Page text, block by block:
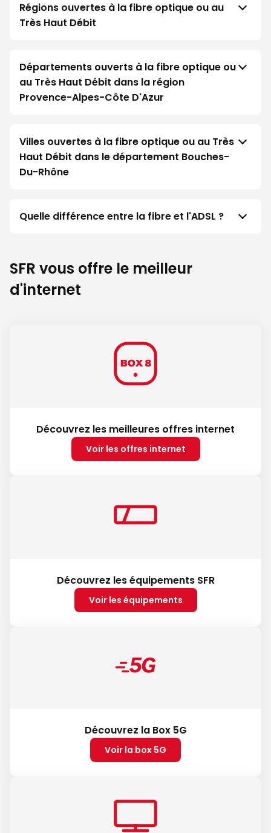
Régions ouvertes à la fibre optique ou au
Très Haut Débit
Départements ouverts à la fibre optique ou
au Très Haut Débit dans la région
Provence-Alpes-Côte D'Azur
Villes ouvertes à la fibre optique ou au Très
Haut Débit dans le département Bouches-
Du-Rhône
Quelle différence entre la fibre et l'ADSL ?
SFR vous offre le meilleur
d'internet
Découvrez les meilleures offres internet
Voir les offres internet
Découvrez les équipements SFR
Voir les équipements
Découvrez la Box 5G
Voir la box 5G